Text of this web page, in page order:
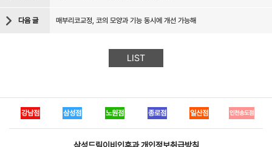
다음 글 매부리코교정, 코의 모양과 기능 동시에 개선 가능해
LIST
강남점 삼성점 노원점 종로점 일산점 인천송도점